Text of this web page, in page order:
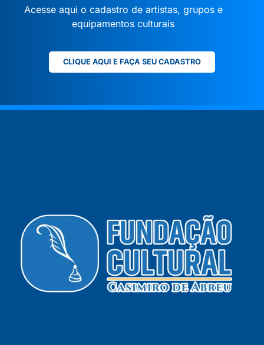
Acesse aqui o cadastro de artistas, grupos e
equipamentos culturais
CLIQUE AQUI E FAÇA SEU CADASTRO